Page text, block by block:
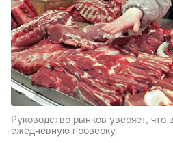
Руководство рынков уверяет, что
ежедневную проверку.